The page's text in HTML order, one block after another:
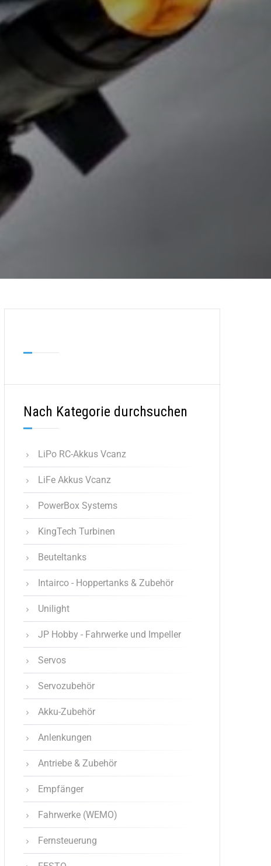
Nach Kategorie durchsuchen
LiPo RC-Akkus Vcanz
LiFe Akkus Vcanz
PowerBox Systems
KingTech Turbinen
Beuteltanks
Intairco - Hoppertanks & Zubehör
Unilight
JP Hobby - Fahrwerke und Impeller
Servos
Servozubehör
Akku-Zubehör
Anlenkungen
Antriebe & Zubehör
Empfänger
Fahrwerke (WEMO)
Fernsteuerung